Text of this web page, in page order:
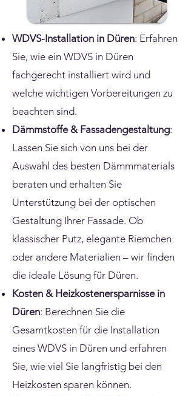
WDVS-Installation in Düren: Erfahren
Sie, wie ein WDVS in Düren
fachgerecht installiert wird und
welche wichtigen Vorbereitungen zu
beachten sind.
Dämmstoffe & Fassadengestaltung:
Lassen Sie sich von uns bei der
Auswahl des besten Dämmmaterials
beraten und erhalten Sie
Unterstützung bei der optischen
Gestaltung Ihrer Fassade. Ob
klassischer Putz, elegante Riemchen
oder andere Materialien – wir finden
die ideale Lösung für Düren.
Kosten & Heizkostenersparnisse in
Düren: Berechnen Sie die
Gesamtkosten für die Installation
eines WDVS in Düren und erfahren
Sie, wie viel Sie langfristig bei den
Heizkosten sparen können.